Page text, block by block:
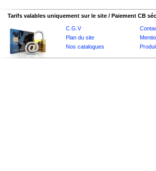
Tarifs valables uniquement sur le site / Paiement CB
C.G.V
Plan du site
Nos catalogues